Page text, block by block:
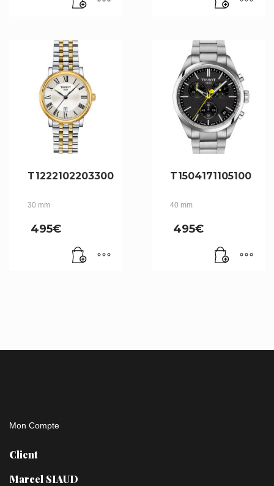
T1222102203300
30 mm
495€
T1504171105100
40 mm
495€
Mon Compte
Client
Marcel SIAUD